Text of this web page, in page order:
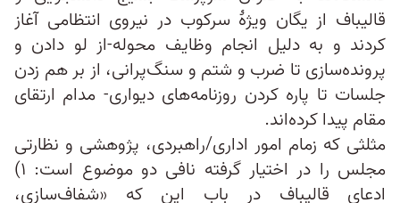
قالیباف از یگان ویژهٔ سرکوب در نیروی انتظامی آغاز
کردند و به دلیل انجام وظایف محوله-از لو دادن و
پرونده‌سازی تا ضرب و شتم و سنگ‌پرانی، از بر هم زدن
جلسات تا پاره کردن روزنامه‌های دیواری- مدام ارتقای
مقام پیدا کرده‌اند.
مثلثی که زمام امور اداری/راهبردی، پژوهشی و نظارتی
مجلس را در اختیار گرفته نافی دو موضوع است: ۱)
ادعای قالیباف در باب این که «شفاف‌سازی،